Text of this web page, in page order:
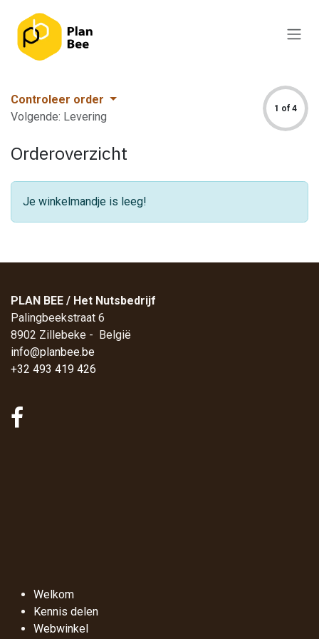
Controleer order
Volgende: Levering
1 of 4
Orderoverzicht
Je winkelmandje is leeg!
PLAN BEE / Het Nutsbedrijf
Palingbeekstraat 6
8902 Zillebeke - België
info@planbee.be
+32 493 419 426
Welkom
Kennis delen
Webwinkel